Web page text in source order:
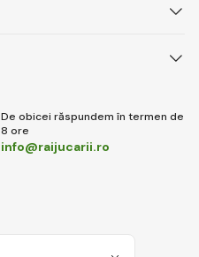
De obicei răspundem în termen de
8 ore
info@raijucarii.ro